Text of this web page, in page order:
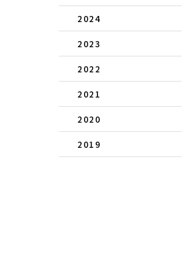
2024
2023
2022
2021
2020
2019